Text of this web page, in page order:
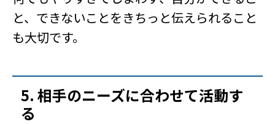
と、できないことをきちっと伝えられること
も大切です。
5. 相手のニーズに合わせて活動す
る